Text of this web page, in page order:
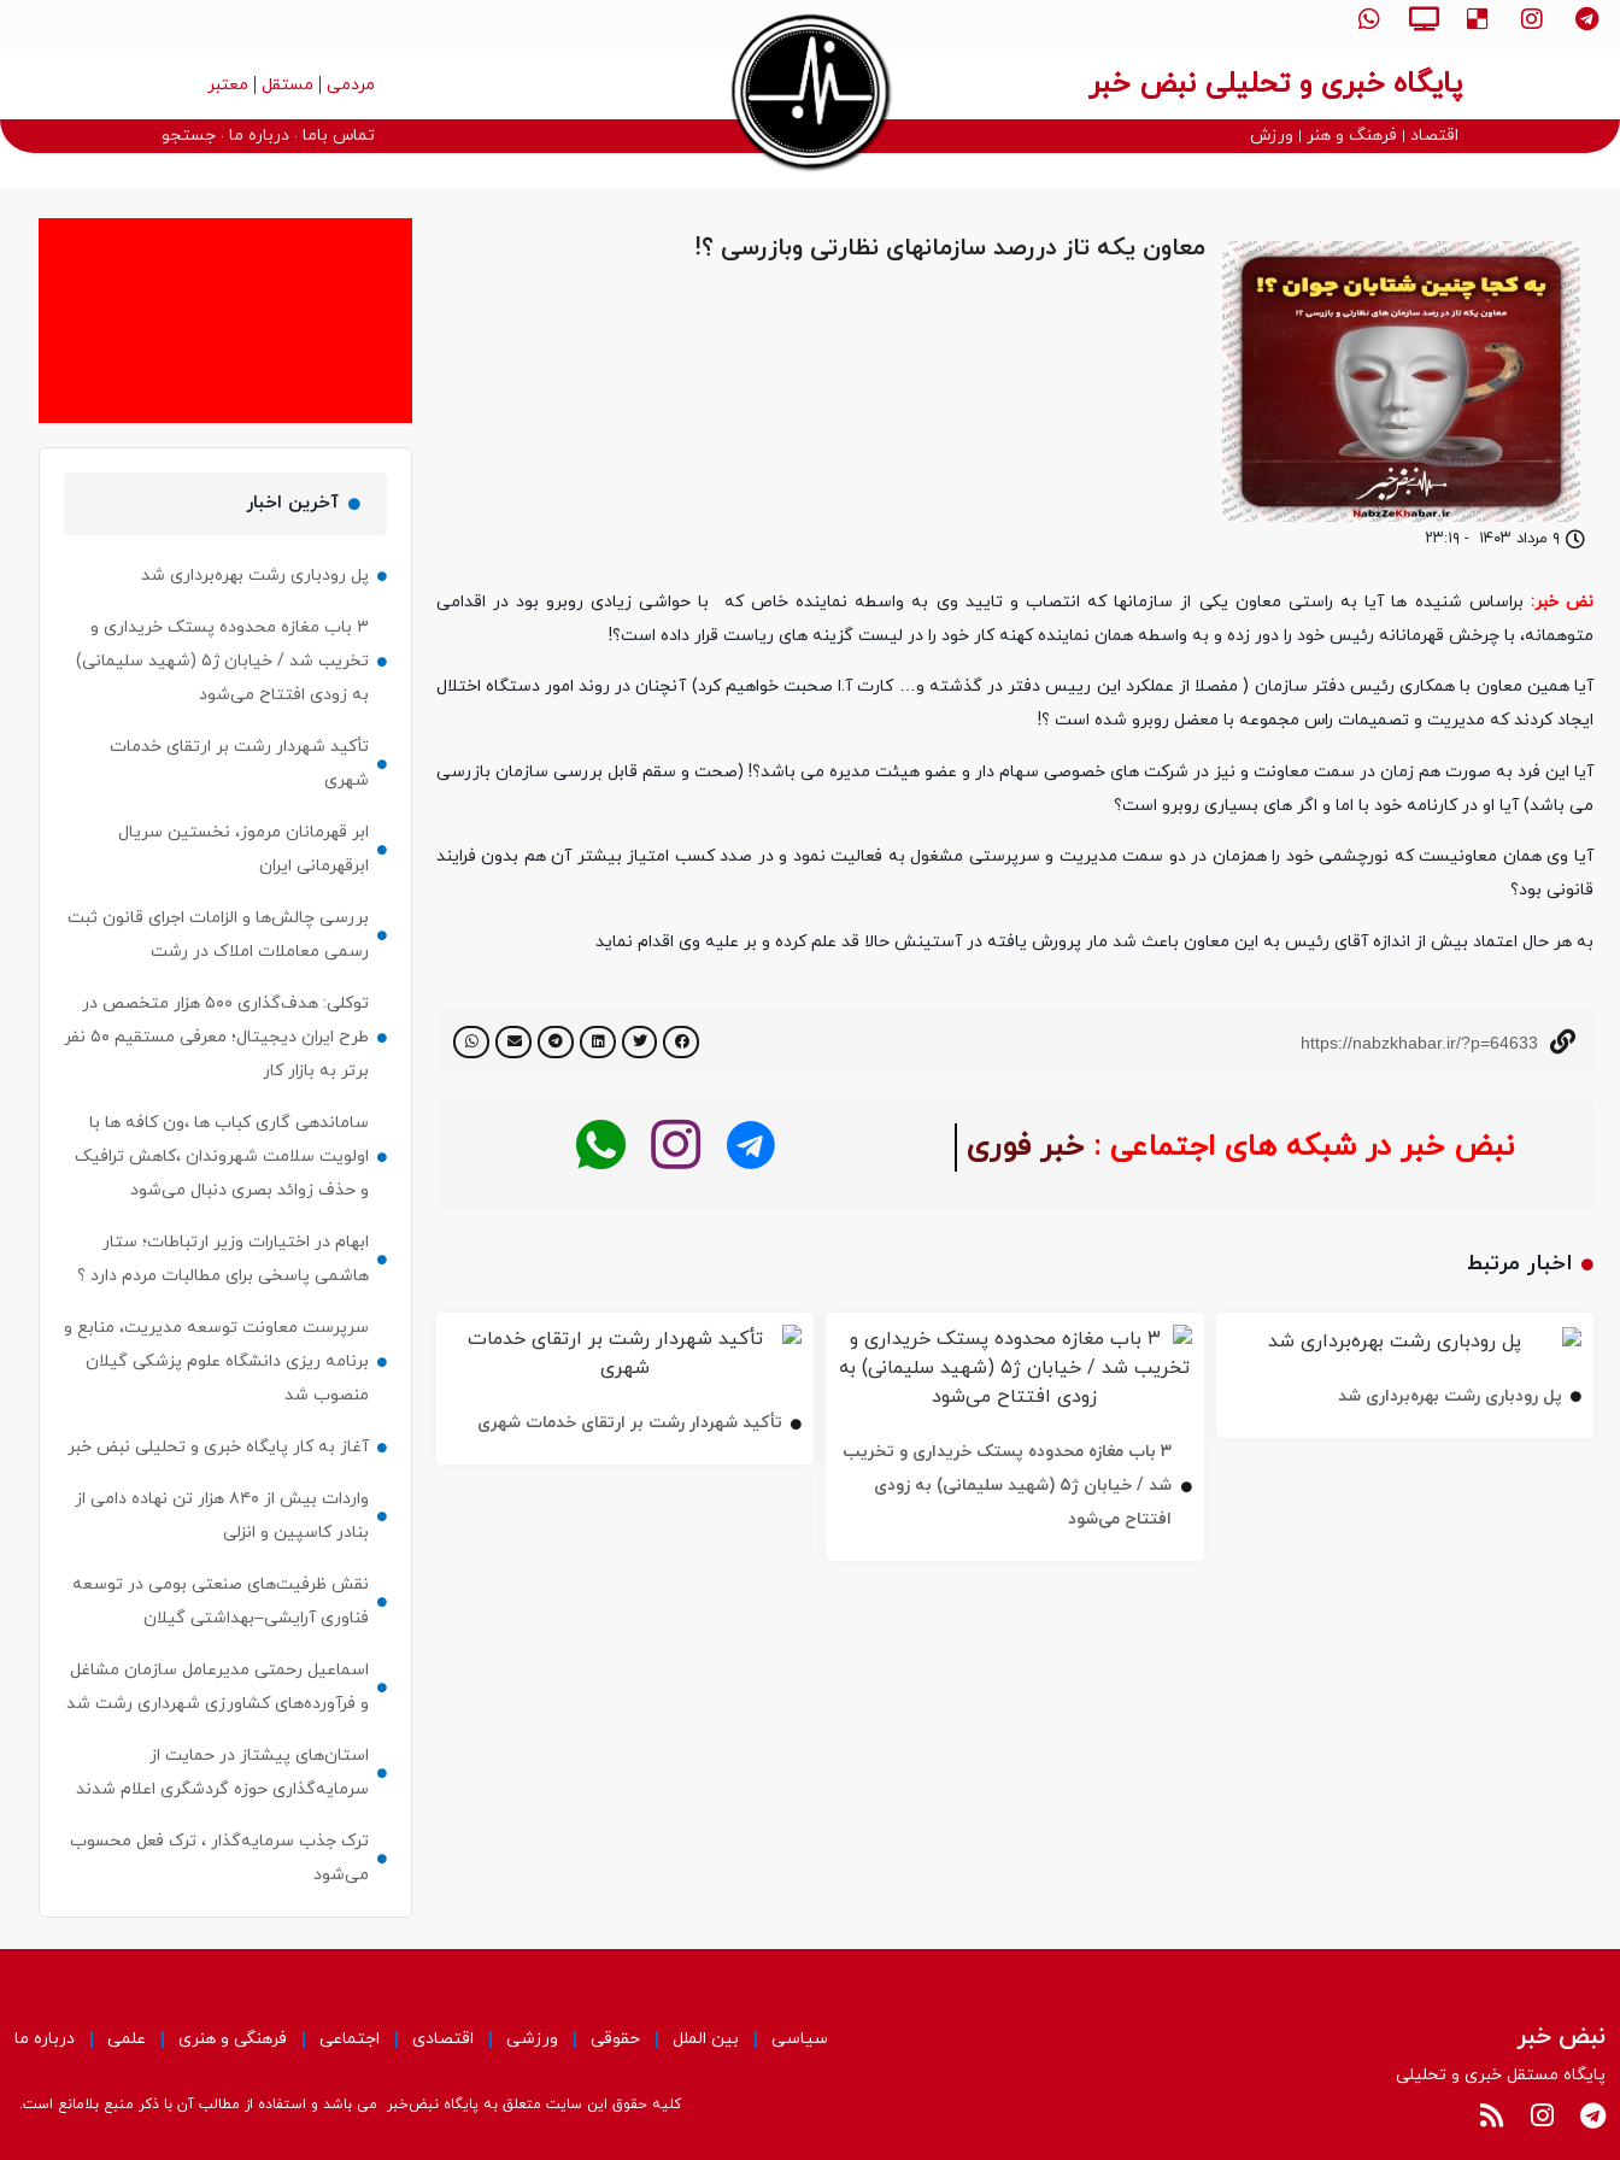
پایگاه خبری و تحلیلی نبض خبر مردمی مستقل معتبر
اقتصاد فرهنگ و هنر ورزش تماس باما درباره ما جستجو
۹ مرداد ۱۴۰۳ - ۲۳:۱۹
معاون یکه تاز دررصد سازمانهای نظارتی وبازرسی ؟!
نض خبر: براساس شنیده ها آیا به راستی معاون یکی از سازمانها که انتصاب و تایید وی به واسطه نماینده خاص که با حواشی زیادی روبرو بود در اقدامی
متوهمانه، با چرخش قهرمانانه رئیس خود را دور زده و به واسطه همان نماینده کهنه کار خود را در لیست گزینه های ریاست قرار داده است؟!
آیا همین معاون با همکاری رئیس دفتر سازمان ( مفصلا از عملکرد این رییس دفتر در گذشته و… کارت آ.ا صحبت خواهیم کرد) آنچنان در روند امور دستگاه اختلال
ایجاد کردند که مدیریت و تصمیمات راس مجموعه با معضل روبرو شده است ؟!
آیا این فرد به صورت هم زمان در سمت معاونت و نیز در شرکت های خصوصی سهام دار و عضو هیئت مدیره می باشد؟! (صحت و سقم قابل بررسی سازمان بازرسی
می باشد) آیا او در کارنامه خود با اما و اگر های بسیاری روبرو است؟
آیا وی همان معاونیست که نورچشمی خود را همزمان در دو سمت مدیریت و سرپرستی مشغول به فعالیت نمود و در صدد کسب امتیاز بیشتر آن هم بدون فرایند
قانونی بود؟
به هر حال اعتماد بیش از اندازه آقای رئیس به این معاون باعث شد مار پرورش یافته در آستینش حالا قد علم کرده و بر علیه وی اقدام نماید
https://nabzkhabar.ir/?p=64633
نبض خبر در شبکه های اجتماعی : خبر فوری
اخبار مرتبط
پل رودباری رشت بهره‌برداری شد
۳ باب مغازه محدوده پستک خریداری و تخریب
شد / خیابان ژ۵ (شهید سلیمانی) به زودی
افتتاح می‌شود
تأکید شهردار رشت بر ارتقای خدمات شهری
آخرین اخبار
پل رودباری رشت بهره‌برداری شد
۳ باب مغازه محدوده پستک خریداری و
تخریب شد / خیابان ژ۵ (شهید سلیمانی)
به زودی افتتاح می‌شود
تأکید شهردار رشت بر ارتقای خدمات
شهری
ابر قهرمانان مرموز، نخستین سریال
ابرقهرمانی ایران
بررسی چالش‌ها و الزامات اجرای قانون ثبت
رسمی معاملات املاک در رشت
توکلی: هدف‌گذاری ۵۰۰ هزار متخصص در
طرح ایران دیجیتال؛ معرفی مستقیم ۵۰ نفر
برتر به بازار کار
ساماندهی گاری کباب ها ،ون کافه ها با
اولویت سلامت شهروندان ،کاهش ترافیک
و حذف زوائد بصری دنبال می‌شود
ابهام در اختیارات وزیر ارتباطات؛ ستار
هاشمی پاسخی برای مطالبات مردم دارد ؟
سرپرست معاونت توسعه مدیریت، منابع و
برنامه ریزی دانشگاه علوم پزشکی گیلان
منصوب شد
آغاز به کار پایگاه خبری و تحلیلی نبض خبر
واردات بیش از ۸۴۰ هزار تن نهاده دامی از
بنادر كاسپین و انزلی
نقش ظرفیت‌های صنعتی بومی در توسعه
فناوری آرایشی–بهداشتی گیلان
اسماعیل رحمتی مدیرعامل سازمان مشاغل
و فرآورده‌های کشاورزی شهرداری رشت شد
استان‌های پیشتاز در حمایت از
سرمایه‌گذاری حوزه گردشگری اعلام شدند
ترک جذب سرمایه‌گذار ، ترک فعل محسوب
می‌شود
نبض خبر
پایگاه مستقل خبری و تحلیلی
سیاسی بین الملل حقوقی ورزشی اقتصادی اجتماعی فرهنگی و هنری علمی درباره ما
کلیه حقوق این سایت متعلق به پایگاه نبض‌خبر می باشد و استفاده از مطالب آن با ذکر منبع بلامانع است.